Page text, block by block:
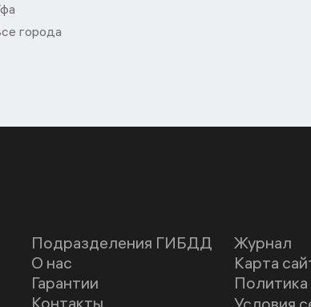
города
Подразделения ГИБДД
О нас
Гарантии
Контакты
Журнал
Карта